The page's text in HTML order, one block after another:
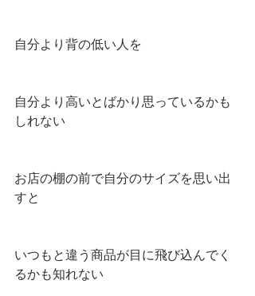
自分より背の低い人を
自分より高いとばかり思っているかも
しれない
お店の棚の前で自分のサイズを思い出
すと
いつもと違う商品が目に飛び込んでく
るかも知れない